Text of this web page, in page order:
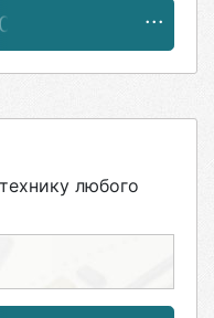
43-93
любого